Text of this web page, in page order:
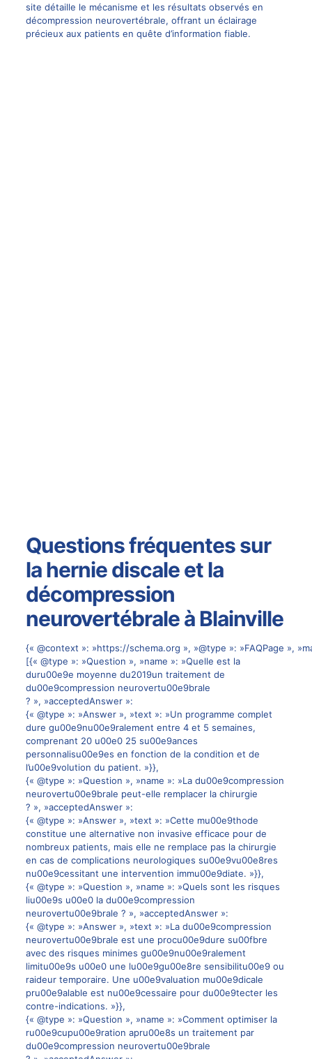
site détaille le mécanisme et les résultats observés en
décompression neurovertébrale, offrant un éclairage
précieux aux patients en quête d’information fiable.
Questions fréquentes sur
la hernie discale et la
décompression
neurovertébrale à Blainville
{« @context »: »https://schema.org », »@type »: »FAQPage »,
[{« @type »: »Question », »name »: »Quelle est la
duru00e9e moyenne du2019un traitement de
du00e9compression neurovertu00e9brale
? », »acceptedAnswer »:
{« @type »: »Answer », »text »: »Un programme complet
dure gu00e9nu00e9ralement entre 4 et 5 semaines,
comprenant 20 u00e0 25 su00e9ances
personnalisu00e9es en fonction de la condition et de
l’u00e9volution du patient. »}},
{« @type »: »Question », »name »: »La du00e9compression
neurovertu00e9brale peut-elle remplacer la chirurgie
? », »acceptedAnswer »:
{« @type »: »Answer », »text »: »Cette mu00e9thode
constitue une alternative non invasive efficace pour de
nombreux patients, mais elle ne remplace pas la chirurgie
en cas de complications neurologiques su00e9vu00e8res
nu00e9cessitant une intervention immu00e9diate. »}},
{« @type »: »Question », »name »: »Quels sont les risques
liu00e9s u00e0 la du00e9compression
neurovertu00e9brale ? », »acceptedAnswer »:
{« @type »: »Answer », »text »: »La du00e9compression
neurovertu00e9brale est une procu00e9dure su00fbre
avec des risques minimes gu00e9nu00e9ralement
limitu00e9s u00e0 une lu00e9gu00e8re sensibilitu00e9 ou
raideur temporaire. Une u00e9valuation mu00e9dicale
pru00e9alable est nu00e9cessaire pour du00e9tecter les
contre-indications. »}},
{« @type »: »Question », »name »: »Comment optimiser la
ru00e9cupu00e9ration apru00e8s un traitement par
du00e9compression neurovertu00e9brale